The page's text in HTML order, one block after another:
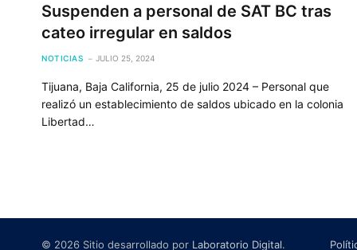
Suspenden a personal de SAT BC tras
cateo irregular en saldos
NOTICIAS JULIO 25, 2024
Tijuana, Baja California, 25 de julio 2024 – Personal que
realizó un establecimiento de saldos ubicado en la colonia
Libertad…
© 2026 Sitio desarrollado por Laboratorio Digital.